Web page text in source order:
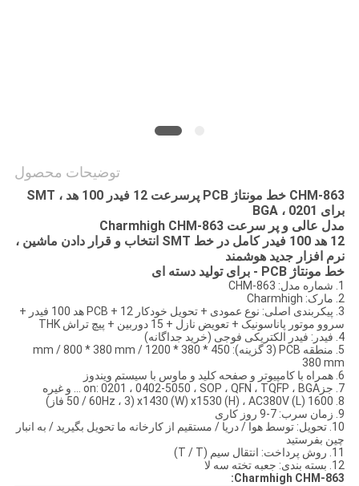
توضیحات محصول
CHM-863 خط مونتاژ PCB پرسرعت 12 فیدر 100 هد ، SMT
برای BGA ، 0201
مدل عالی و پر سرعت Charmhigh CHM-863
12 هد 100 فیدر کامل در خط SMT انتخاب و قرار دادن ماشین ،
نرم افزار جدید هوشمند
خط مونتاژ PCB - برای تولید دسته ای
1. شماره مدل: CHM-863
2. مارک: Charmhigh
3. پیکربندی اصلی: نوع عمودی + تحویل خودکار PCB + 12 هد 100 فیدر +
سروو موتور پاناسونیک + تعویض نازل + 15 دوربین + پیچ تراش THK
4. فیدر: فیدر الکتریکی فوجی (خرید جداگانه)
5. منطقه PCB (3 گزینه): 450 * 380 mm / 800 * 380 mm / 1200 *
380 mm
6. همراه با کامپیوتر و صفحه کلید و ماوس با سیستم ویندوز
7. جزon: 0201 ، 0402-5050 ، SOP ، QFN ، TQFP ، BGA ... و غیره
8. 1600 (L) x1430 (W) x1530 (H) ، AC380V (50 / 60Hz ، 3 فاز)
9. زمان سرب: 7-9 روز کاری
10. تحویل: توسط هوا / دریا / مستقیم از کارخانه ما تحویل بگیرید / به انبار
چین بفرستید
11. روش پرداخت: انتقال سیم (T / T)
12. بسته بندی: جعبه تخته سه لا
Charmhigh CHM-863: